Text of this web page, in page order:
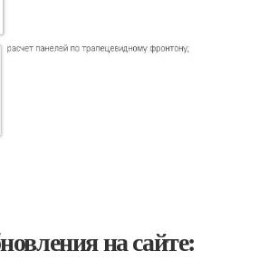
на сайте: